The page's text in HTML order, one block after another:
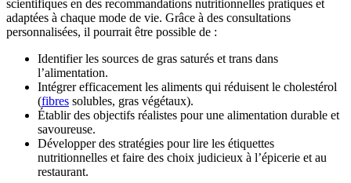
scientifiques en des recommandations nutritionnelles pratiques et
adaptées à chaque mode de vie. Grâce à des consultations
personnalisées, il pourrait être possible de :
Identifier les sources de gras saturés et trans dans
l’alimentation.
Intégrer efficacement les aliments qui réduisent le cholestérol
(fibres solubles, gras végétaux).
Établir des objectifs réalistes pour une alimentation durable et
savoureuse.
Développer des stratégies pour lire les étiquettes
nutritionnelles et faire des choix judicieux à l’épicerie et au
restaurant.